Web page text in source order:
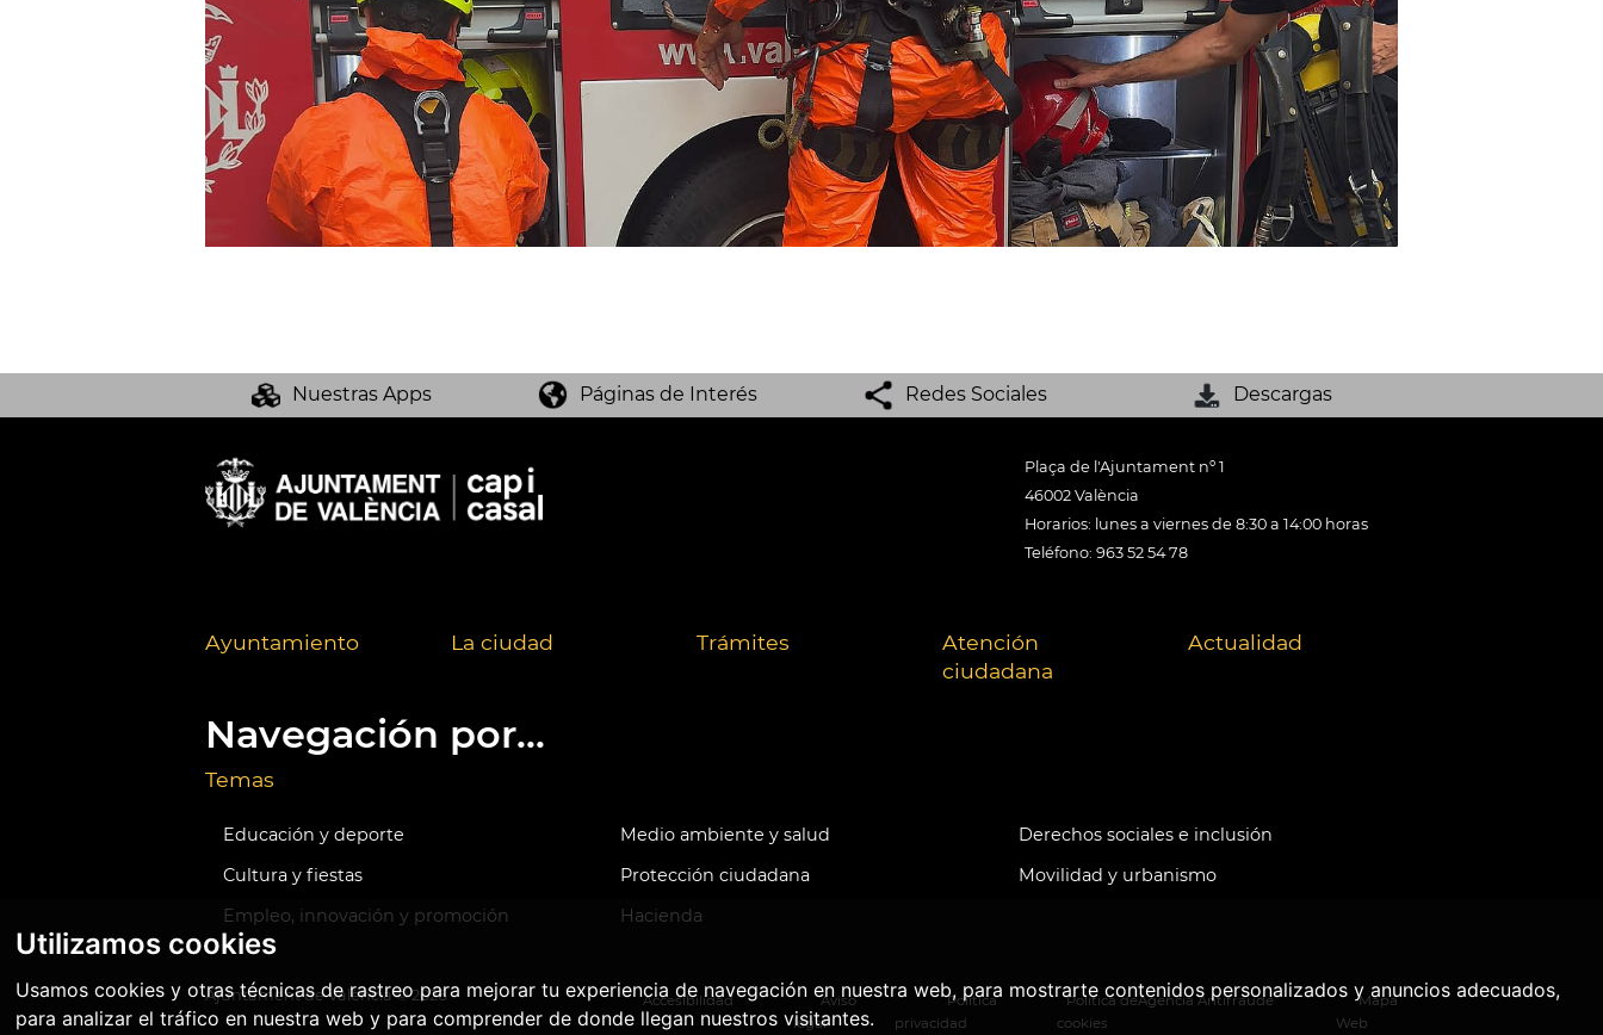
Utilizamos cookies
Usamos cookies y otras técnicas de rastreo para mejorar tu experiencia de navegación en nuestra web, para mostrarte contenidos personalizados y anuncios adecuados,
para analizar el tráfico en nuestra web y para comprender de donde llegan nuestros visitantes.
Nuestras Apps Páginas de Interés Redes Sociales Descargas
Plaça de l'Ajuntament nº 1
46002 València
Horarios: lunes a viernes de 8:30 a 14:00 horas
Teléfono: 963 52 54 78
Ayuntamiento La ciudad Trámites
Atención
ciudadana
Actualidad
Navegación por...
Temas
Educación y deporte Medio ambiente y salud
Derechos sociales e inclusión
Cultura y fiestas
Protección ciudadana
Movilidad y urbanismo
Empleo, innovación y promoción
Hacienda
Ajuntament de València ©2026 Accesibilidad
Aviso
legal
Política
privacidad
Política de
cookies
Agencia Antifraude
Mapa
Web